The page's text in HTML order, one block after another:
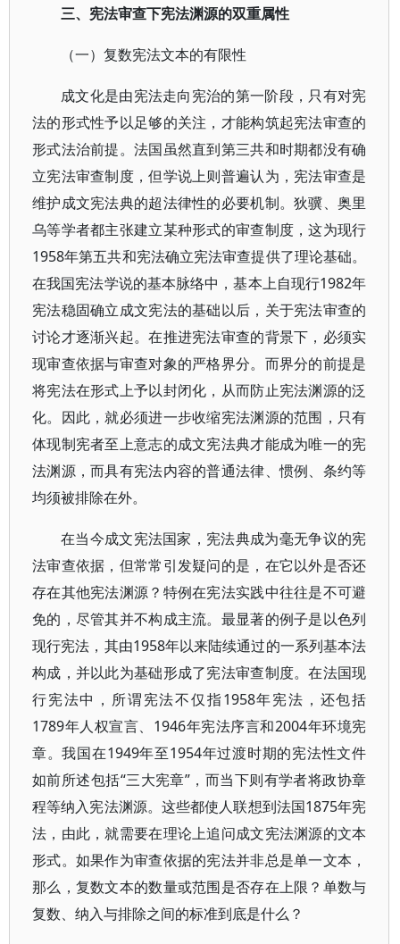
三、宪法审查下宪法渊源的双重属性
（一）复数宪法文本的有限性
成文化是由宪法走向宪治的第一阶段，只有对宪
法的形式性予以足够的关注，才能构筑起宪法审查的
形式法治前提。法国虽然直到第三共和时期都没有确
立宪法审查制度，但学说上则普遍认为，宪法审查是
维护成文宪法典的超法律性的必要机制。狄骥、奥里
乌等学者都主张建立某种形式的审查制度，这为现行
1958年第五共和宪法确立宪法审查提供了理论基础。
在我国宪法学说的基本脉络中，基本上自现行1982年
宪法稳固确立成文宪法的基础以后，关于宪法审查的
讨论才逐渐兴起。在推进宪法审查的背景下，必须实
现审查依据与审查对象的严格界分。而界分的前提是
将宪法在形式上予以封闭化，从而防止宪法渊源的泛
化。因此，就必须进一步收缩宪法渊源的范围，只有
体现制宪者至上意志的成文宪法典才能成为唯一的宪
法渊源，而具有宪法内容的普通法律、惯例、条约等
均须被排除在外。
在当今成文宪法国家，宪法典成为毫无争议的宪
法审查依据，但常常引发疑问的是，在它以外是否还
存在其他宪法渊源？特例在宪法实践中往往是不可避
免的，尽管其并不构成主流。最显著的例子是以色列
现行宪法，其由1958年以来陆续通过的一系列基本法
构成，并以此为基础形成了宪法审查制度。在法国现
行宪法中，所谓宪法不仅指1958年宪法，还包括
1789年人权宣言、1946年宪法序言和2004年环境宪
章。我国在1949年至1954年过渡时期的宪法性文件
如前所述包括“三大宪章”，而当下则有学者将政协章
程等纳入宪法渊源。这些都使人联想到法国1875年宪
法，由此，就需要在理论上追问成文宪法渊源的文本
形式。如果作为审查依据的宪法并非总是单一文本，
那么，复数文本的数量或范围是否存在上限？单数与
复数、纳入与排除之间的标准到底是什么？